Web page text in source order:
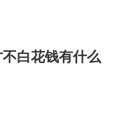
白花钱有什么